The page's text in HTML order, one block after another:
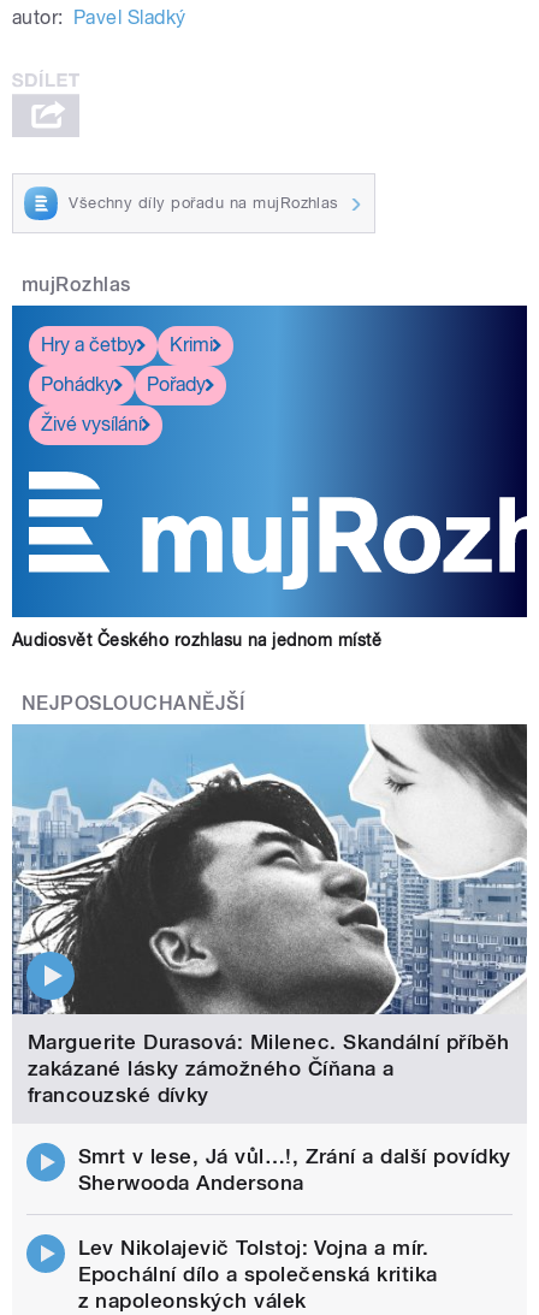
autor: Pavel Sladký
Všechny díly pořadu na mujRozhlas
mujRozhlas
Hry a četby
Krimi
Pohádky
Pořady
Živé vysílání
Audiosvět Českého rozhlasu na jednom místě
NEJPOSLOUCHANĚJŠÍ
Marguerite Durasová: Milenec. Skandální příběh
zakázané lásky zámožného Číňana a
francouzské dívky
Smrt v lese, Já vůl…!, Zrání a další povídky
Sherwooda Andersona
Lev Nikolajevič Tolstoj: Vojna a mír.
Epochální dílo a společenská kritika
z napoleonských válek